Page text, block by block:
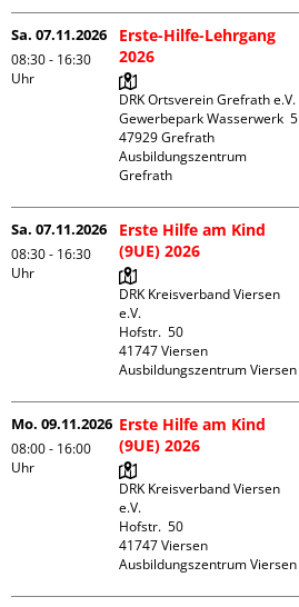
Sa. 07.11.2026
08:30 - 16:30
Uhr
Erste-Hilfe-Lehrgang
2026
DRK Ortsverein Grefrath e.V.
Gewerbepark Wasserwerk  5
47929 Grefrath
Ausbildungszentrum
Grefrath
Sa. 07.11.2026
08:30 - 16:30
Uhr
Erste Hilfe am Kind
(9UE) 2026
DRK Kreisverband Viersen
e.V.
Hofstr.  50
41747 Viersen
Ausbildungszentrum Viersen
Mo. 09.11.2026
08:00 - 16:00
Uhr
Erste Hilfe am Kind
(9UE) 2026
DRK Kreisverband Viersen
e.V.
Hofstr.  50
41747 Viersen
Ausbildungszentrum Viersen